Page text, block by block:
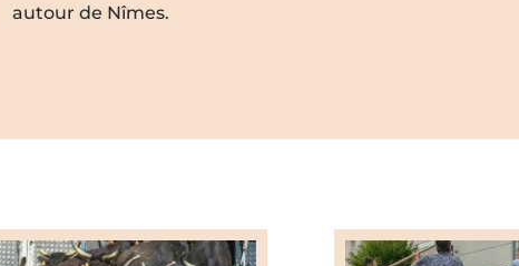
autour de Nîmes.